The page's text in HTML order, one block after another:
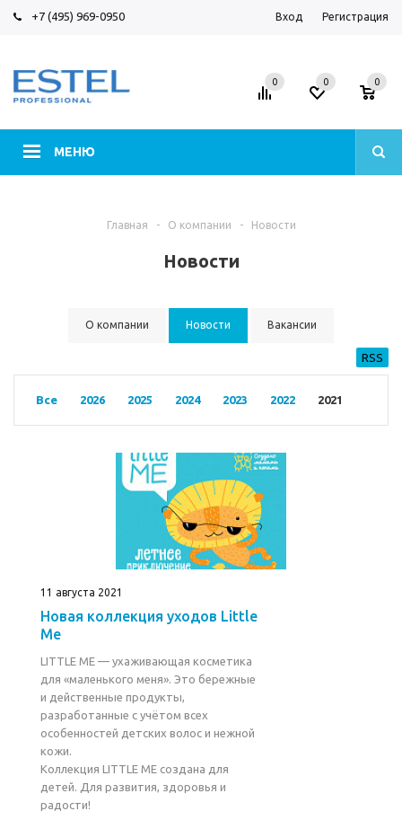
+7 (495) 969-0950 Вход Регистрация
МЕНЮ
0 0 0
Главная - О компании - Новости
Новости
О компании Новости Вакансии
RSS
Все 2026 2025 2024 2023 2022 2021
11 августа 2021
Новая коллекция уходов Little
Me
LITTLE ME — ухаживающая косметика
для «маленького меня». Это бережные
и действенные продукты,
разработанные с учётом всех
особенностей детских волос и нежной
кожи.
Коллекция LITTLE ME создана для
детей. Для развития, здоровья и
радости!